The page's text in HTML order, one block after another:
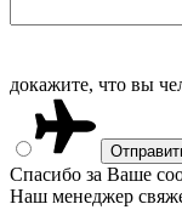
докажите, что вы
Спасибо за Ваше
Наш менеджер